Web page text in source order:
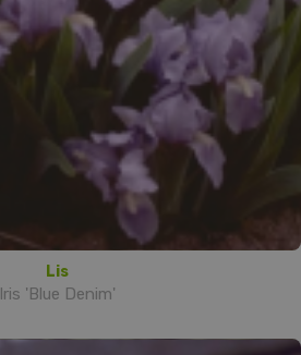
Lis
Iris 'Blue Denim'